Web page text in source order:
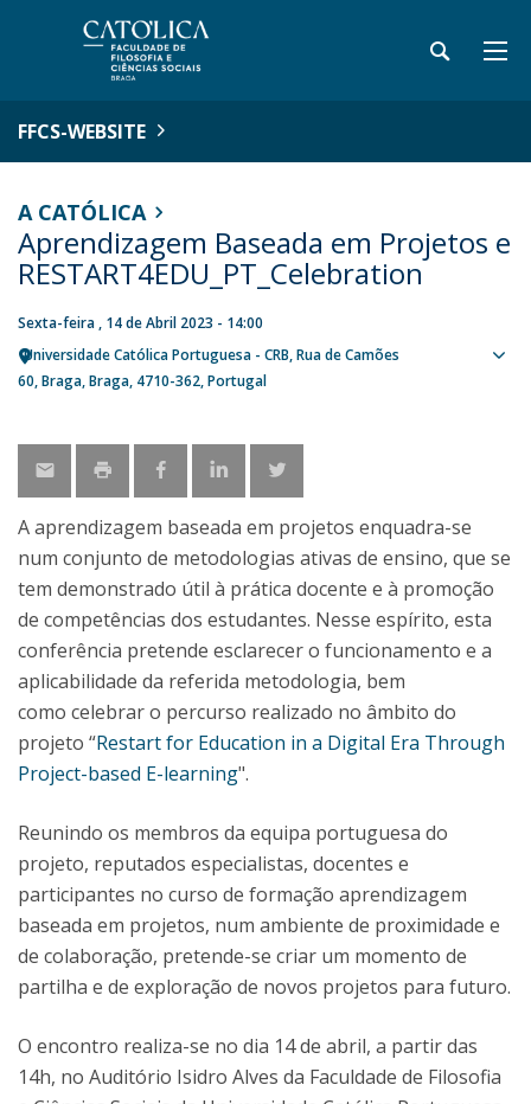
FFCS-WEBSITE
A CATÓLICA
Aprendizagem Baseada em Projetos e
RESTART4EDU_PT_Celebration
Sexta-feira , 14 de Abril 2023 - 14:00
Universidade Católica Portuguesa - CRB Rua de Camões
60 Braga Braga 4710-362 Portugal
A aprendizagem baseada em projetos enquadra-se
num conjunto de metodologias ativas de ensino, que se
tem demonstrado útil à prática docente e à promoção
de competências dos estudantes. Nesse espírito, esta
conferência pretende esclarecer o funcionamento e a
aplicabilidade da referida metodologia, bem
como celebrar o percurso realizado no âmbito do
projeto “Restart for Education in a Digital Era Through
Project-based E-learning".
Reunindo os membros da equipa portuguesa do
projeto, reputados especialistas, docentes e
participantes no curso de formação aprendizagem
baseada em projetos, num ambiente de proximidade e
de colaboração, pretende-se criar um momento de
partilha e de exploração de novos projetos para futuro.
O encontro realiza-se no dia 14 de abril, a partir das
14h, no Auditório Isidro Alves da Faculdade de Filosofia